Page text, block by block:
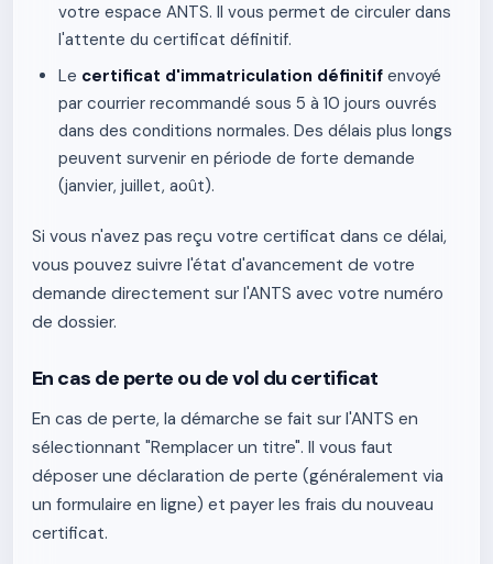
votre espace ANTS. Il vous permet de circuler dans
l'attente du certificat définitif.
Le certificat d'immatriculation définitif envoyé
par courrier recommandé sous 5 à 10 jours ouvrés
dans des conditions normales. Des délais plus longs
peuvent survenir en période de forte demande
(janvier, juillet, août).
Si vous n'avez pas reçu votre certificat dans ce délai,
vous pouvez suivre l'état d'avancement de votre
demande directement sur l'ANTS avec votre numéro
de dossier.
En cas de perte ou de vol du certificat
En cas de perte, la démarche se fait sur l'ANTS en
sélectionnant "Remplacer un titre". Il vous faut
déposer une déclaration de perte (généralement via
un formulaire en ligne) et payer les frais du nouveau
certificat.